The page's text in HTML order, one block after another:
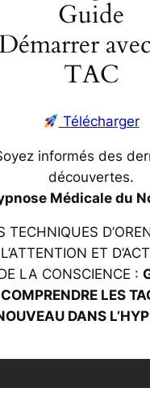
Guide
TAC
Télécharger
informés des
découvertes.
Médicale du
TECHNIQUES
ET
LA CONSCIENCE :
COMPRENDRE LES
DANS